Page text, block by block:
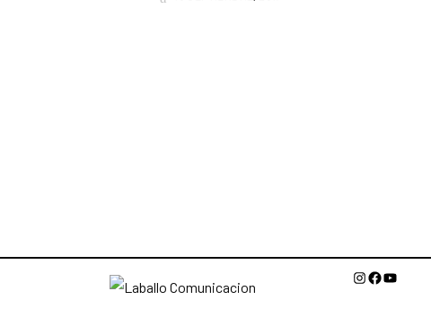
Instagram
Facebook
YouTube